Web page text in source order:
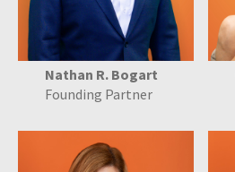
Nathan R. Bogart
Founding Partner